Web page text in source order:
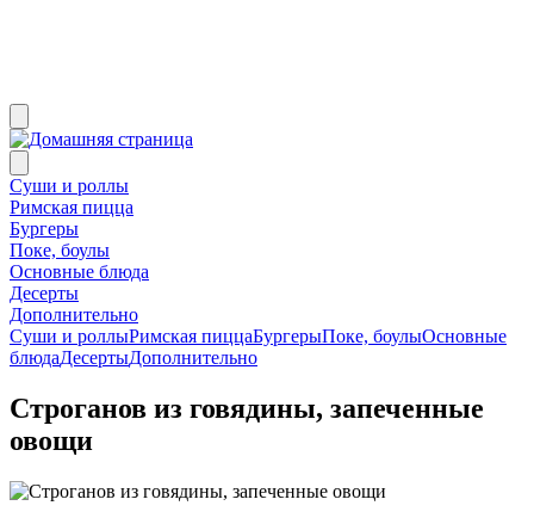
Суши и роллы
Римская пицца
Бургеры
Поке, боулы
Основные блюда
Десерты
Дополнительно
Суши и роллыРимская пиццаБургерыПоке, боулыОсновные
блюдаДесертыДополнительно
Строганов из говядины, запеченные
овощи